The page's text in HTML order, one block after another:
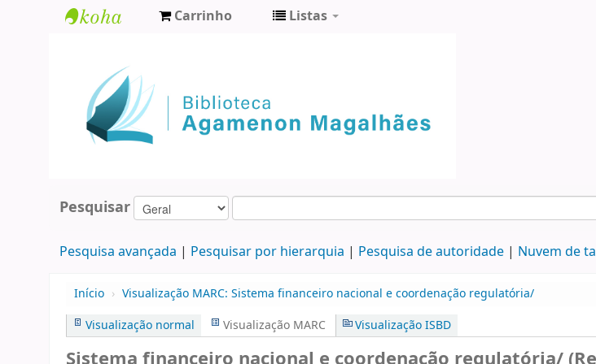
Agamenon
Magalhães
Carrinho Listas
Pesquisar
Pesquisa avançada Pesquisar por hierarquia Pesquisa de autoridade Nuvem de
Início › Visualização MARC: Sistema financeiro nacional e coordenação regulatória/
Visualização normal
Visualização MARC Visualização ISBD